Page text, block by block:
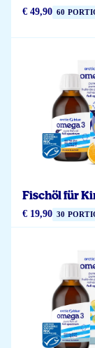
€ 49,90 60
Fischöl für
€ 19,90 30